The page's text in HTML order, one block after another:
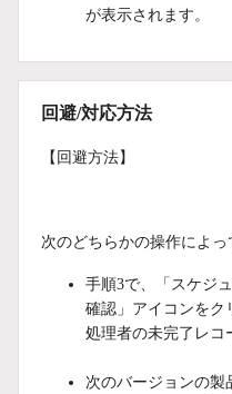
が表示されます。
回避/対応方法
【回避方法】
次のどちらかの操作によっ
手順3で、「スケジ
確認」アイコンをク
処理者の未完了レコ
次のバージョンの製